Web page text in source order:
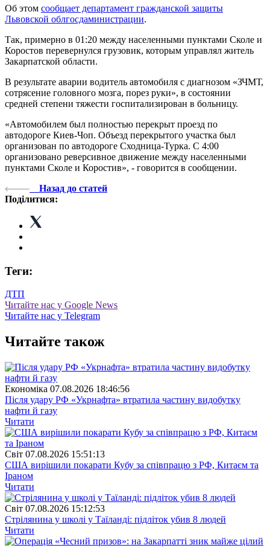
Об этом сообщает департамент гражданской защиты
Львовской облгосдаминистрации.
Так, примерно в 01:20 между населенными пунктами Сколе и
Коростов перевернулся грузовик, которым управлял житель
Закарпатской области.
В результате аварии водитель автомобиля с диагнозом «ЗЧМТ,
сотрясение головного мозга, порез руки», в состоянии
средней степени тяжести госпитализирован в больницу.
«Автомобилем был полностью перекрыт проезд по
автодороге Киев-Чоп. Объезд перекрытого участка был
организован по автодороге Сходница-Турка. С 4:00
организовано реверсивное движение между населенными
пунктами Сколе и Коростив», - говорится в сообщении.
Назад до статей
Поділитися:
Теги:
ДТП
Читайте нас у Google News
Читайте нас у Telegram
Читайте також
Економіка 07.08.2026 18:46:56
Після удару РФ «Укрнафта» втратила частину видобутку
нафти й газу
Читати
Свiт 07.08.2026 15:51:13
США вирішили покарати Кубу за співпрацю з РФ, Китаєм та
Іраном
Читати
Свiт 07.08.2026 15:12:53
Стрілянина у школі у Таїланді: підліток убив 8 людей
Читати